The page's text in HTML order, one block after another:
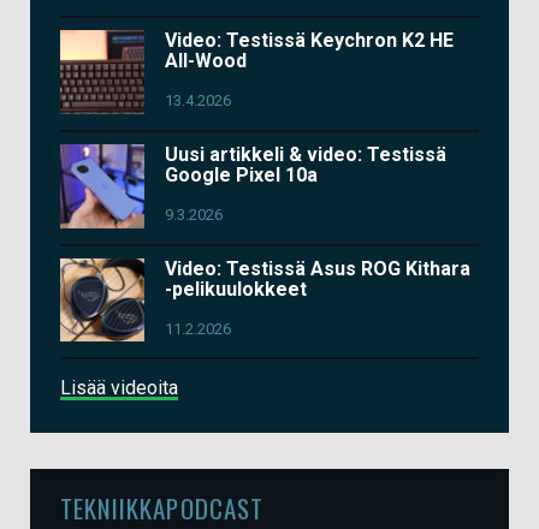
Video: Testissä Keychron K2 HE
All-Wood
13.4.2026
Uusi artikkeli & video: Testissä
Google Pixel 10a
9.3.2026
Video: Testissä Asus ROG Kithara
-pelikuulokkeet
11.2.2026
Lisää videoita
TEKNIIKKAPODCAST